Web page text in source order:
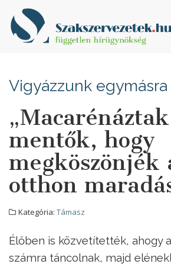
Vigyázzunk egymásra
mentők, hogy
megköszönjék
otthon
Kategória: Támasz
Élőben is közvetítették, ahogy
számra táncolnak, majd